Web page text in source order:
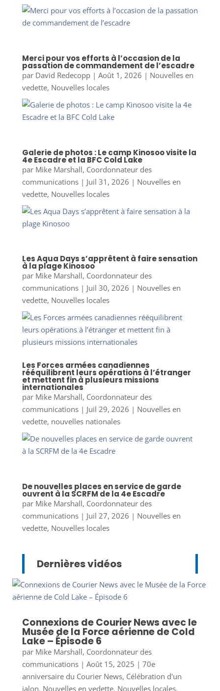
Merci pour vos efforts à l’occasion de la
passation de commandement de l’escadre
par David Redecopp| Août 1, 2026 | Nouvelles en
vedette, Nouvelles locales
Galerie de photos : Le camp Kinosoo visite la
4e Escadre et la BFC Cold Lake
par Mike Marshall, Coordonnateur des
communications| Juil 31, 2026 | Nouvelles en
vedette, Nouvelles locales
Les Aqua Days s’apprêtent à faire sensation
à la plage Kinosoo
par Mike Marshall, Coordonnateur des
communications| Juil 30, 2026 | Nouvelles en
vedette, Nouvelles locales
Les Forces armées canadiennes
rééquilibrent leurs opérations à l’étranger
et mettent fin à plusieurs missions
internationales
par Mike Marshall, Coordonnateur des
communications| Juil 29, 2026 | Nouvelles en
vedette, nouvelles nationales
De nouvelles places en service de garde
ouvrent à la SCRFM de la 4e Escadre
par Mike Marshall, Coordonnateur des
communications| Juil 27, 2026 | Nouvelles en
vedette, Nouvelles locales
Dernières vidéos
Connexions de Courier News avec le
Musée de la Force aérienne de Cold
Lake – Épisode 6
par Mike Marshall, Coordonnateur des
communications| Août 15, 2025 | 70e
anniversaire du Courier News, Célébration d'un
jalon, Nouvelles en vedette, Nouvelles locales,